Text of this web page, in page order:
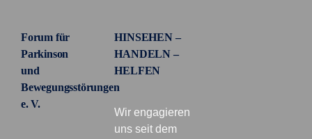
Forum für
Parkinson
und
Bewegungsstörungen
e. V.
HINSEHEN –
HANDELN –
HELFEN
Wir engagieren
uns seit dem